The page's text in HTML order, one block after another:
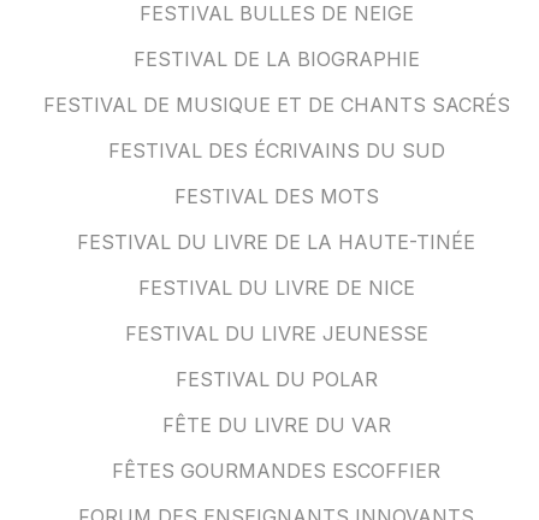
FESTIVAL BULLES DE NEIGE
FESTIVAL DE LA BIOGRAPHIE
FESTIVAL DE MUSIQUE ET DE CHANTS SACRÉS
FESTIVAL DES ÉCRIVAINS DU SUD
FESTIVAL DES MOTS
FESTIVAL DU LIVRE DE LA HAUTE-TINÉE
FESTIVAL DU LIVRE DE NICE
FESTIVAL DU LIVRE JEUNESSE
FESTIVAL DU POLAR
FÊTE DU LIVRE DU VAR
FÊTES GOURMANDES ESCOFFIER